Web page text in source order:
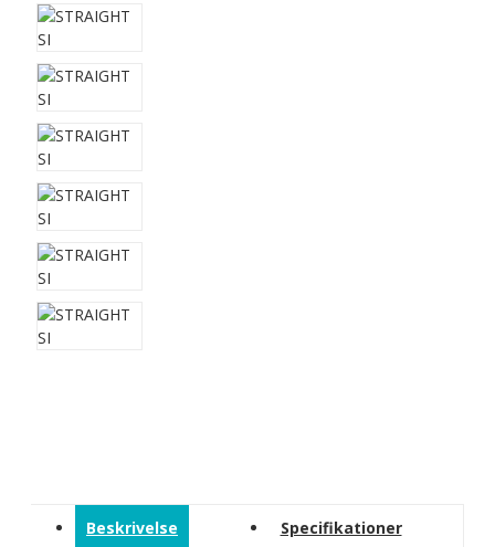
Beskrivelse Specifikationer